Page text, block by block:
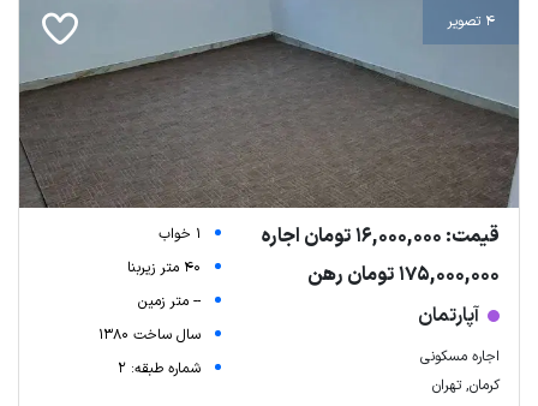
4 تصویر
قیمت: 16,000,000 تومان اجاره
175,000,000 تومان رهن
آپارتمان
اجاره مسکونی
کرمان, تهران
1 خواب
40 متر زیربنا
-- متر زمین
سال ساخت 1380
شماره طبقه: 2